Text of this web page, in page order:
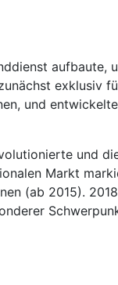
aufbaute,
exklusiv
und
und
Markt
(ab 2015).